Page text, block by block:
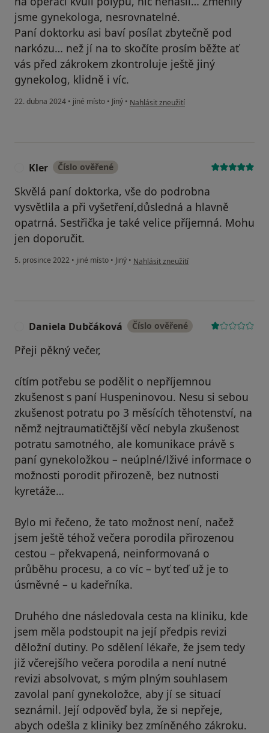
jsme gynekologa, nesrovnatelné.
Paní doktorku asi baví posílat zbytečně pod
narkózu… než jí na to skočíte prosím běžte ať
vás před zákrokem zkontroluje ještě jiný
gynekolog, klidně i víc.
22. dubna 2024 • jiné místo • Jiný • podle názoru uživatele Sabi
Nahlásit zneužití
Kler Číslo ověřené
Skvělá paní doktorka, vše do podrobna
vysvětlila a při vyšetření,důsledná a hlavně
opatrná. Sestřička je také velice příjemná. Mohu
jen doporučit.
5. prosince 2022 • jiné místo • Jiný • podle názoru uživatele Kler
Nahlásit zneužití
Daniela Dubčáková Číslo ověřené
Přeji pěkný večer,
cítím potřebu se podělit o nepříjemnou
zkušenost s paní Huspeninovou. Nesu si sebou
zkušenost potratu po 3 měsících těhotenství, na
němž nejtraumatičtější věcí nebyla zkušenost
potratu samotného, ale komunikace právě s
paní gynekoložkou – neúplné/lživé informace o
možnosti porodit přirozeně, bez nutnosti
kyretáže…
Bylo mi řečeno, že tato možnost není, načež
jsem ještě téhož večera porodila přirozenou
cestou – překvapená, neinformovaná o
průběhu procesu, a co víc – byť teď už je to
úsměvné – u kadeřníka.
Druhého dne následovala cesta na kliniku, kde
jsem měla podstoupit na její předpis revizi
děložní dutiny. Po sdělení lékaře, že jsem tedy
již včerejšího večera porodila a není nutné
revizi absolvovat, s mým plným souhlasem
zavolal paní gynekoložce, aby jí se situací
seznámil. Její odpověď byla, že si nepřeje,
abych odešla z kliniky bez zmíněného zákroku.